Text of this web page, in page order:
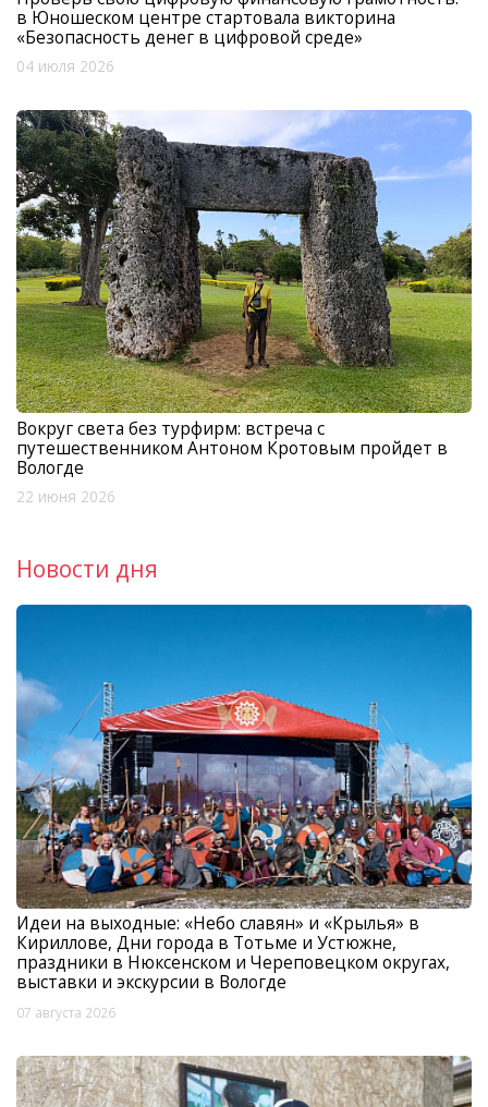
в Юношеском центре стартовала викторина
«Безопасность денег в цифровой среде»
04 июля 2026
Вокруг света без турфирм: встреча с
путешественником Антоном Кротовым пройдет в
Вологде
22 июня 2026
Новости дня
Идеи на выходные: «Небо славян» и «Крылья» в
Кириллове, Дни города в Тотьме и Устюжне,
праздники в Нюксенском и Череповецком округах,
выставки и экскурсии в Вологде
07 августа 2026